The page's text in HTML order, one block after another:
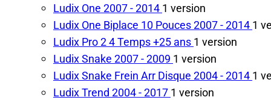
Ludix One 2007 - 2014 1 version
Ludix One Biplace 10 Pouces2007 - 2014 1
Ludix Pro 2 4 Temps+25 ans 1 version
Ludix Snake 2007 - 2009 1 version
Ludix Snake Frein Arr Disque 2004 - 2014 1
Ludix Trend 2004 - 2017 1 version